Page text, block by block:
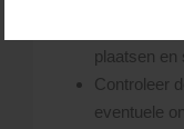
plaatsen en
Controleer
eventuele